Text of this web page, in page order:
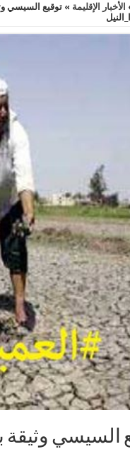
الأخبار الإقليمة »
السيسي وثيقة